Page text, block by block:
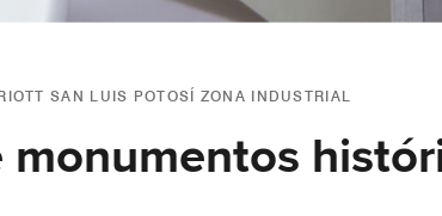
SAN LUIS POTOSÍ ZONA INDUSTRIAL